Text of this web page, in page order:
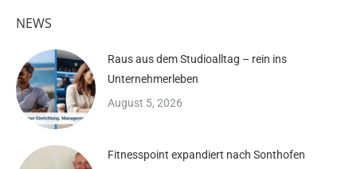
NEWS
Raus aus dem Studioalltag – rein ins
Unternehmerleben
August 5, 2026
Fitnesspoint expandiert nach Sonthofen